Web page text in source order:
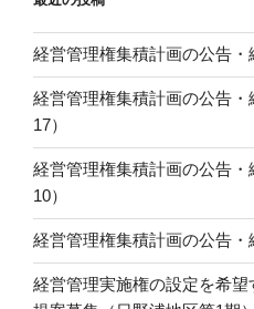
経営管理権集積計画の公告・
経営管理権集積計画の公告・
17）
経営管理権集積計画の公告・
10）
経営管理権集積計画の公告・
経営管理実施権の設定を希